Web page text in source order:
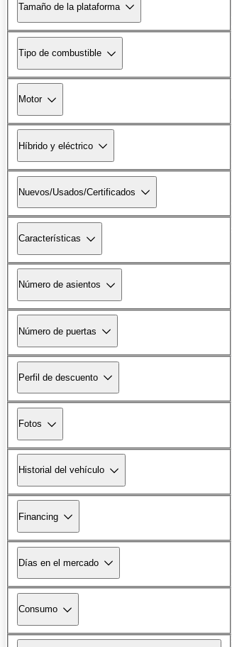
Tamaño de la plataforma
Tipo de combustible
Motor
Híbrido y eléctrico
Nuevos/Usados/Certificados
Características
Número de asientos
Número de puertas
Perfil de descuento
Fotos
Historial del vehículo
Financing
Días en el mercado
Consumo